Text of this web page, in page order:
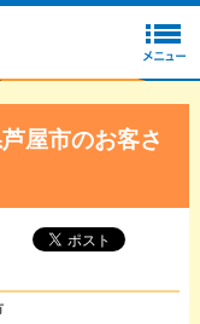
屋市のお客さ